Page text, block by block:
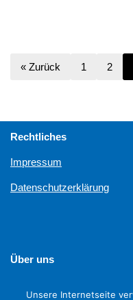
« Zurück 1 2
Rechtliches
Impressum
Datenschutzerklärung
Über uns
Unsere Internetseite